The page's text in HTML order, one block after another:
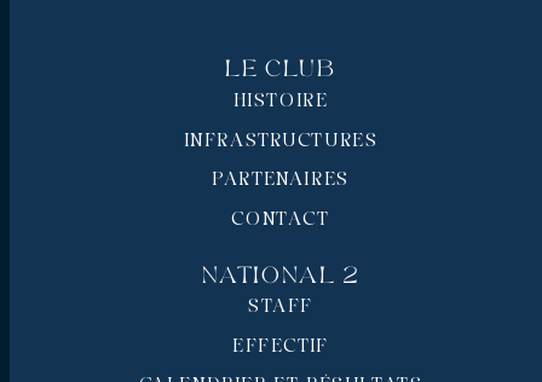
Le Club
HISTOIRE
INFRASTRUCTURES
PARTENAIRES
CONTACT
National 2
STAFF
EFFECTIF